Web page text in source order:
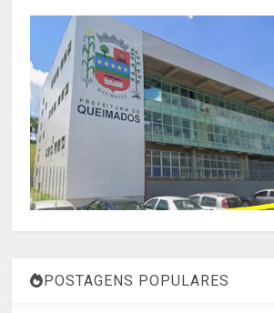
POSTAGENS POPULARES